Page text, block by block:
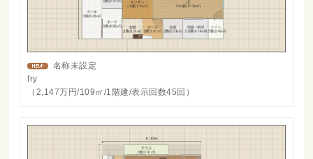
名称未設定
fry
（2,147万円/109㎡/1階建/表示回数45回）